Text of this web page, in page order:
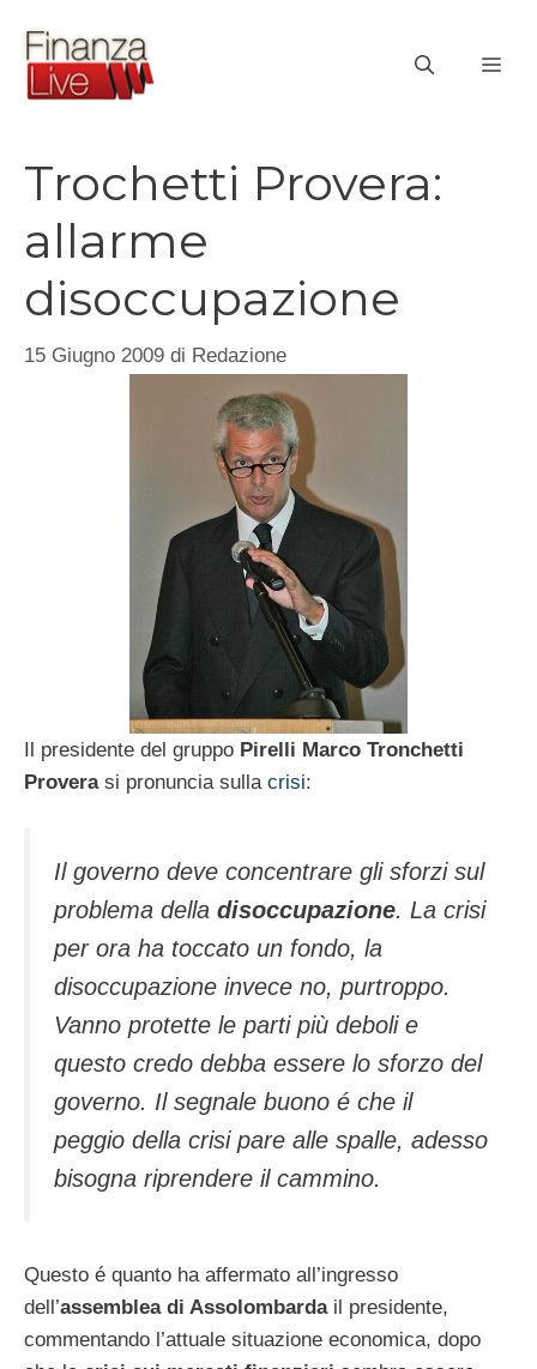
contenuto
Trochetti Provera:
allarme
disoccupazione
15 Giugno 2009 di Redazione
Il presidente del gruppo Pirelli Marco Tronchetti
Proverasi pronuncia sulla crisi:
Il governo deve concentrare gli sforzi sul
problema della disoccupazione. La crisi
per ora ha toccato un fondo, la
disoccupazione invece no, purtroppo.
Vanno protette le parti più deboli e
questo credo debba essere lo sforzo del
governo. Il segnale buono é che il
peggio della crisi pare alle spalle, adesso
bisogna riprendere il cammino.
Questo é quanto ha affermato all’ingresso
dell’assemblea di Assolombardail presidente,
commentando l’attuale situazione economica, dopo